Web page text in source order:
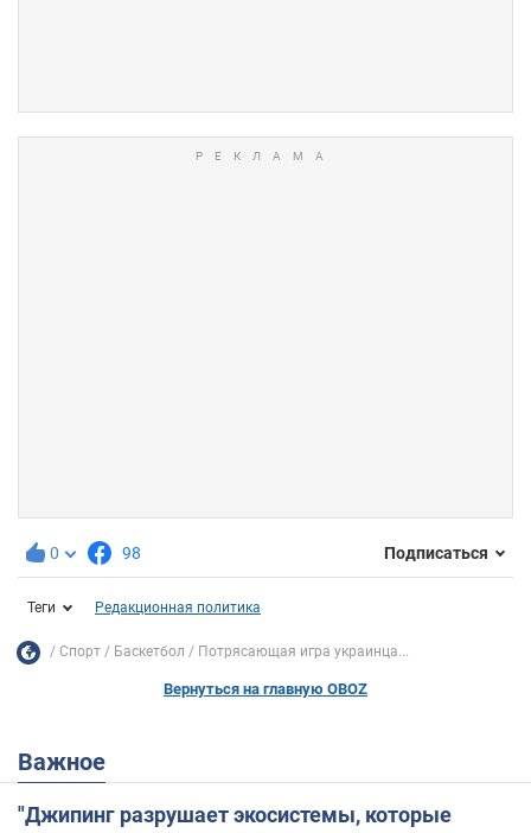
0 98 Подписаться
Теги Редакционная политика
Спорт Баскетбол Потрясающая игра украинца...
Вернуться на главную OBOZ
Важное
"Джипинг разрушает экосистемы, которые